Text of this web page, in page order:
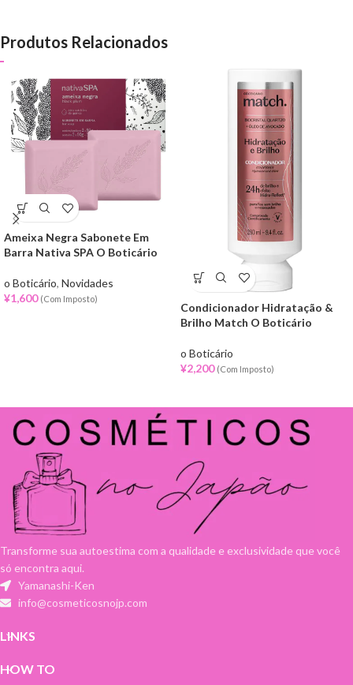
Produtos Relacionados
Ameixa Negra Sabonete Em
Barra Nativa SPA O Boticário
o Boticário, Novidades
¥1,600 (Com Imposto)
Condicionador Hidratação &
Brilho Match O Boticário
o Boticário
¥2,200 (Com Imposto)
Transforme sua autoestima com a qualidade e exclusividade que você
só encontra aqui.
Yamanashi-Ken
info@cosmeticosnojp.com
LINKS
HOW TO